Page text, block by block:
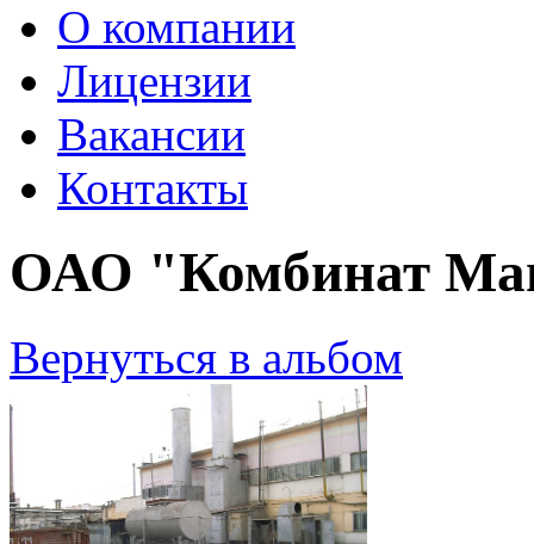
О компании
Лицензии
Вакансии
Контакты
ОАО "Комбинат
Вернуться в альбом